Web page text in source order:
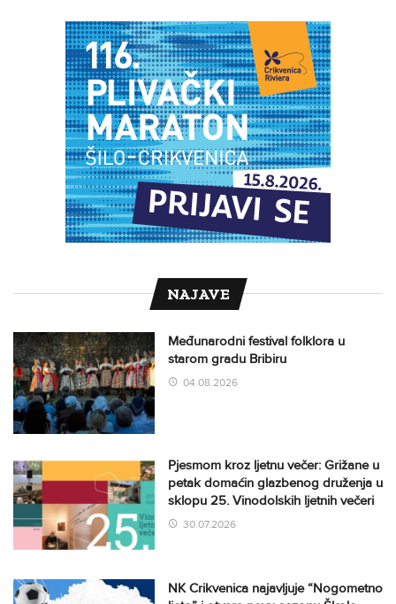
NAJAVE
Međunarodni festival folklora u
starom gradu Bribiru
04.08.2026
Pjesmom kroz ljetnu večer: Grižane u
petak domaćin glazbenog druženja u
sklopu 25. Vinodolskih ljetnih večeri
30.07.2026
NK Crikvenica najavljuje “Nogometno